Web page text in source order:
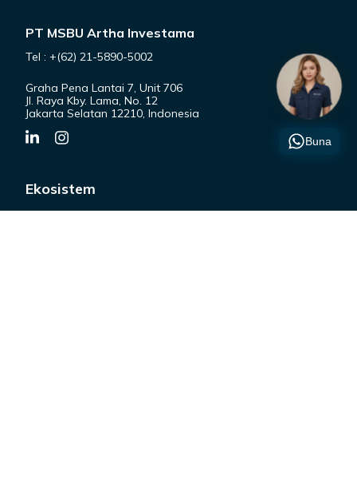
PT MSBU Artha Investama
Tel : +(62) 21-5890-5002
Graha Pena Lantai 7, Unit 706
Jl. Raya Kby. Lama, No. 12
Jakarta Selatan 12210, Indonesia
Ekosistem
Buna